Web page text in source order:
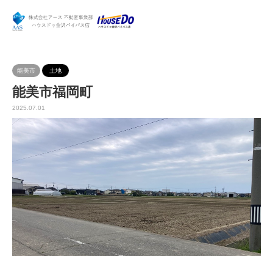
能美市 土地
能美市福岡町
2025.07.01